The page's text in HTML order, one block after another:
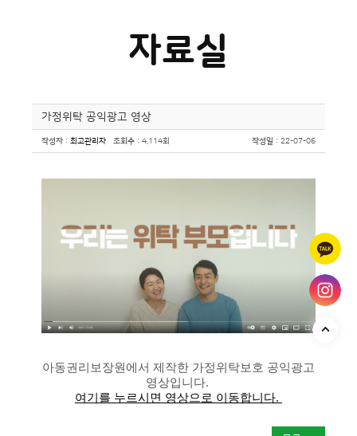
자료실
가정위탁 공익광고 영상
작성자 : 최고관리자 조회수 : 4,114회 작성일 : 22-07-06
아동권리보장원에서 제작한 가정위탁보호 공익광고
영상입니다.
여기를 누르시면 영상으로 이동합니다.